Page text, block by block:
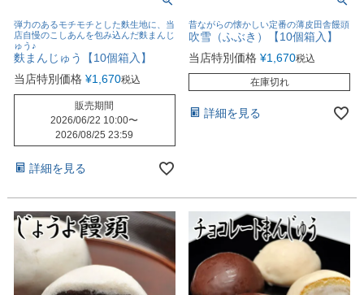
弾力のあるモチモチとした麩生地に、当
店自慢のこしあんを包み込んだ麩まんじ
ゅう♪
麩まんじゅう【10個箱入】
当店特別価格 ¥1,670税込
販売期間
2026/06/22 10:00〜
2026/08/25 23:59
詳細を見る
昔ながらの懐かしい定番の薄皮田舎饅頭
吹雪（ふぶき）【10個箱入】
当店特別価格 ¥1,670税込
在庫切れ
詳細を見る